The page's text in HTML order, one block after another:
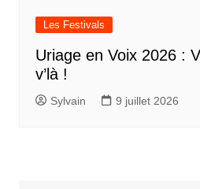
Les Festivals
Uriage en Voix 2026 :
v’là !
Sylvain 9 juillet 2026